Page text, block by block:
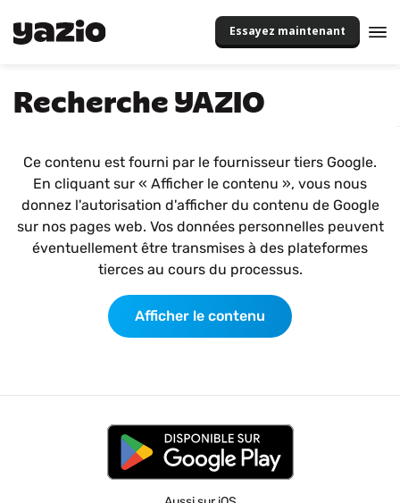
Essayez maintenant
Recherche YAZIO
Ce contenu est fourni par le fournisseur tiers Google.
En cliquant sur « Afficher le contenu », vous nous
donnez l'autorisation d'afficher du contenu de Google
sur nos pages web. Vos données personnelles peuvent
éventuellement être transmises à des plateformes
tierces au cours du processus.
Afficher le contenu